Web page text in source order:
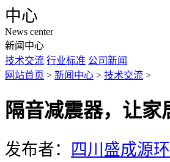
News center
新闻中心
技术交流 行业标准 公司新闻
网站首页 > 新闻中心 > 技术交流 >
隔音减震器，让
发布者： 四川盛成源